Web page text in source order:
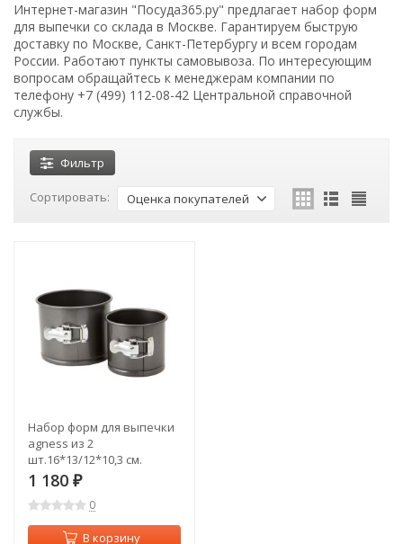
Интернет-магазин "Посуда365.ру" предлагает набор форм
для выпечки со склада в Москве. Гарантируем быструю
доставку по Москве, Санкт-Петербургу и всем городам
России. Работают пункты самовывоза. По интересующим
вопросам обращайтесь к менеджерам компании по
телефону +7 (499) 112-08-42 Центральной справочной
службы.
Фильтр
Сортировать: Оценка покупателей
Набор форм для выпечки
agness из 2
шт.16*13/12*10,3 см.
антипригарное покрытие
Agness (708-006)
1 180 ₽
0
В корзину